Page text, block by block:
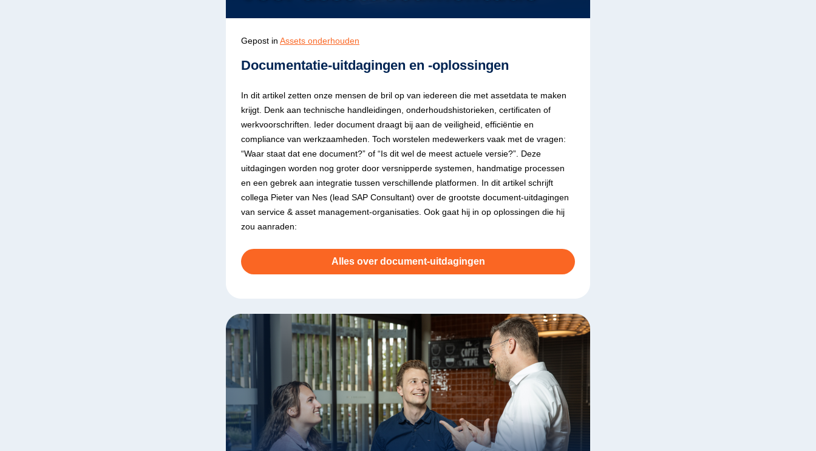
Gepost in Assets onderhouden
Documentatie-uitdagingen en -oplossingen
In dit artikel zetten onze mensen de bril op van iedereen die met assetdata te maken
krijgt. Denk aan technische handleidingen, onderhoudshistorieken, certificaten of
werkvoorschriften. Ieder document draagt bij aan de veiligheid, efficiëntie en
compliance van werkzaamheden. Toch worstelen medewerkers vaak met de vragen:
“Waar staat dat ene document?” of “Is dit wel de meest actuele versie?”. Deze
uitdagingen worden nog groter door versnipperde systemen, handmatige processen
en een gebrek aan integratie tussen verschillende platformen. In dit artikel schrijft
collega Pieter van Nes (lead SAP Consultant) over de grootste document-uitdagingen
van service & asset management-organisaties. Ook gaat hij in op oplossingen die hij
zou aanraden:
Alles over document-uitdagingen